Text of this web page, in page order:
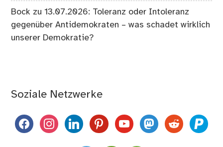
Bock zu13.07.2026: Toleranz oder Intoleranz
gegenüber Antidemokraten – was schadet wirklich
unserer Demokratie?
Soziale Netzwerke
facebookinstagramlinkedinpinterestyoutubemastodon
reddit paypal